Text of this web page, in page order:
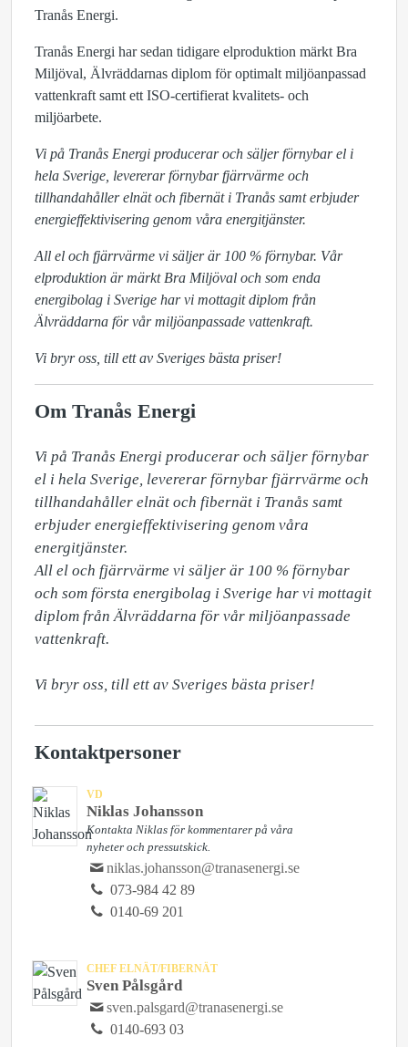
Tranås Energi.
Tranås Energi har sedan tidigare elproduktion märkt Bra
Miljöval, Älvräddarnas diplom för optimalt miljöanpassad
vattenkraft samt ett ISO-certifierat kvalitets- och
miljöarbete.
Vi på Tranås Energi producerar och säljer förnybar el i
hela Sverige, levererar förnybar fjärrvärme och
tillhandahåller elnät och fibernät i Tranås samt erbjuder
energieffektivisering genom våra energitjänster.
All el och fjärrvärme vi säljer är 100 % förnybar. Vår
elproduktion är märkt Bra Miljöval och som enda
energibolag i Sverige har vi mottagit diplom från
Älvräddarna för vår miljöanpassade vattenkraft.
Vi bryr oss, till ett av Sveriges bästa priser!
Om Tranås Energi
Vi på Tranås Energi producerar och säljer förnybar
el i hela Sverige, levererar förnybar fjärrvärme och
tillhandahåller elnät och fibernät i Tranås samt
erbjuder energieffektivisering genom våra
energitjänster.
All el och fjärrvärme vi säljer är 100 % förnybar
och som första energibolag i Sverige har vi mottagit
diplom från Älvräddarna för vår miljöanpassade
vattenkraft.
Vi bryr oss, till ett av Sveriges bästa priser!
Kontaktpersoner
VD
Niklas Johansson
Kontakta Niklas för kommentarer på våra
nyheter och pressutskick.
niklas.johansson@tranasenergi.se
073-984 42 89
0140-69 201
CHEF ELNÄT/FIBERNÄT
Sven Pålsgård
sven.palsgard@tranasenergi.se
0140-693 03